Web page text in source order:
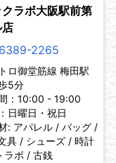
ラボ大阪駅前第
店
2265
ロ御堂筋線 梅田駅
5分
：10:00 - 19:00
日曜日・祝日
: アパレル / バッグ /
具 / シューズ / 時計
ラボ / 古銭